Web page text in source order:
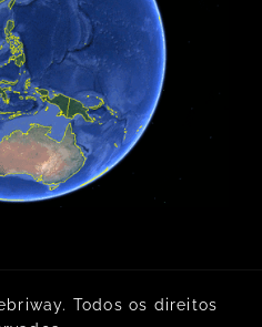
Todos os direitos